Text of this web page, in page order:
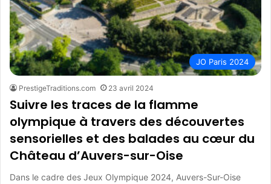
JO Paris 2024
PrestigeTraditions.com 23 avril 2024
Suivre les traces de la flamme
olympique à travers des découvertes
sensorielles et des balades au cœur du
Château d’Auvers-sur-Oise
Dans le cadre des Jeux Olympique 2024, Auvers-Sur-Oise